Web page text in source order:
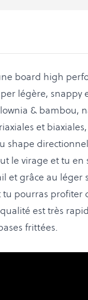
board high
légère,
& bambou,
et
shape
le virage et tu en
et grâce au léger
pourras profiter
est très
frittées.